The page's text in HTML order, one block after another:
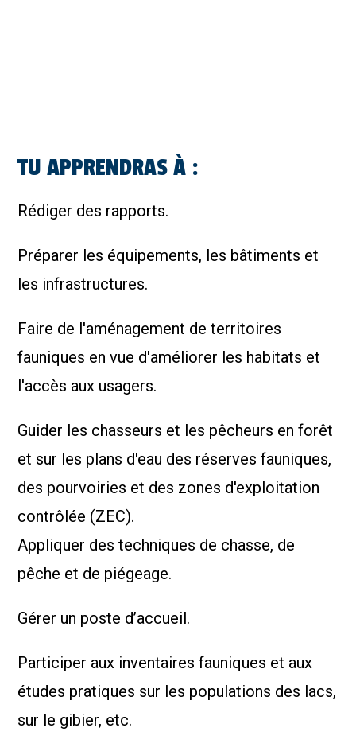
TU APPRENDRAS À :
Rédiger des rapports.
Préparer les équipements, les bâtiments et
les infrastructures.
Faire de l'aménagement de territoires
fauniques en vue d'améliorer les habitats et
l'accès aux usagers.
Guider les chasseurs et les pêcheurs en forêt
et sur les plans d'eau des réserves fauniques,
des pourvoiries et des zones d'exploitation
contrôlée (ZEC).
Appliquer des techniques de chasse, de
pêche et de piégeage.
Gérer un poste d’accueil.
Participer aux inventaires fauniques et aux
études pratiques sur les populations des lacs,
sur le gibier, etc.